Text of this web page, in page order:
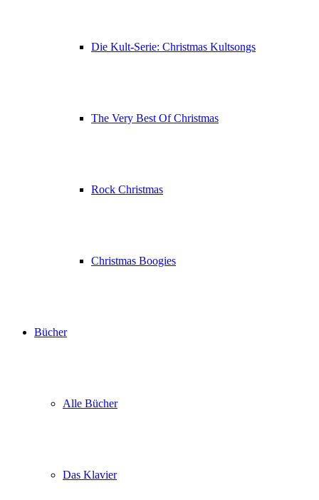
Die Kult-Serie: Christmas Kultsongs
The Very Best Of Christmas
Rock Christmas
Christmas Boogies
Bücher
Alle Bücher
Das Klavier